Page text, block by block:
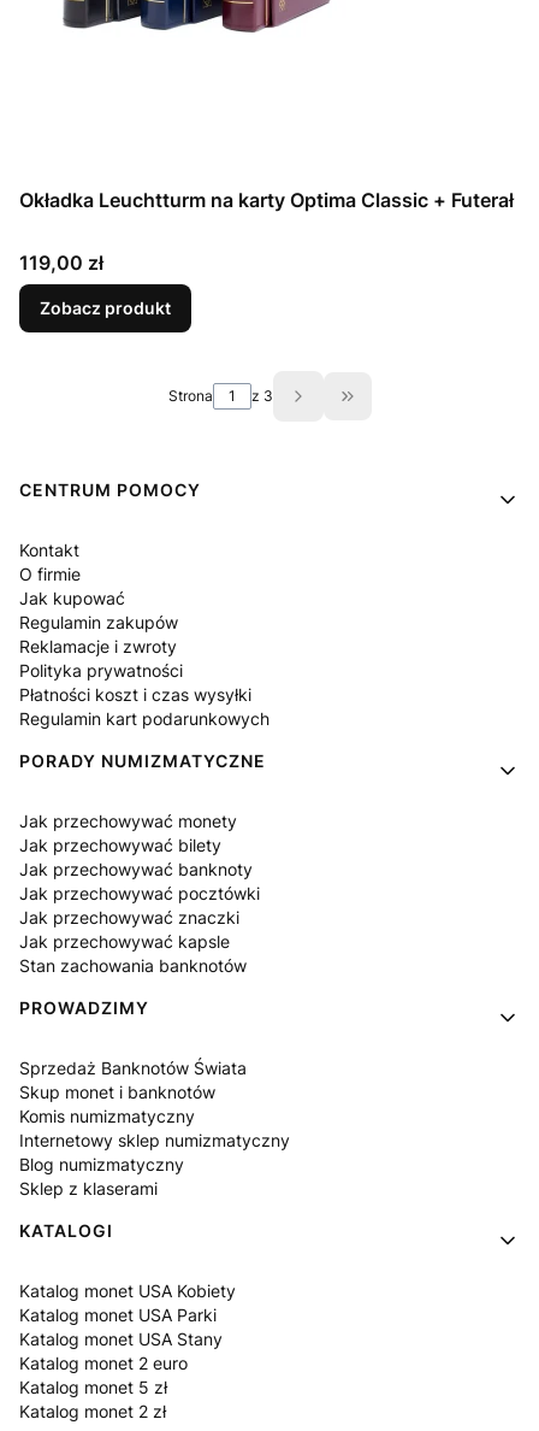
Okładka Leuchtturm na karty Optima Classic + Futerał
Cena
119,00 zł
Zobacz produkt
Strona z 3 Przejdź do ostatniej
Linki w stopce
CENTRUM POMOCY
Kontakt
O firmie
Jak kupować
Regulamin zakupów
Reklamacje i zwroty
Polityka prywatności
Płatności koszt i czas wysyłki
Regulamin kart podarunkowych
PORADY NUMIZMATYCZNE
Jak przechowywać monety
Jak przechowywać bilety
Jak przechowywać banknoty
Jak przechowywać pocztówki
Jak przechowywać znaczki
Jak przechowywać kapsle
Stan zachowania banknotów
PROWADZIMY
Sprzedaż Banknotów Świata
Skup monet i banknotów
Komis numizmatyczny
Internetowy sklep numizmatyczny
Blog numizmatyczny
Sklep z klaserami
KATALOGI
Katalog monet USA Kobiety
Katalog monet USA Parki
Katalog monet USA Stany
Katalog monet 2 euro
Katalog monet 5 zł
Katalog monet 2 zł